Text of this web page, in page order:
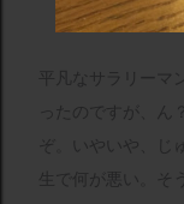
平凡なサラリーマ
ったのですが、ん
ぞ。いやいや、じ
生で何が悪い。そ